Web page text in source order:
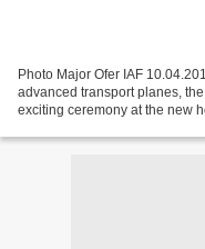
Photo Major Ofer IAF
advanced transport planes,
exciting ceremony at the new